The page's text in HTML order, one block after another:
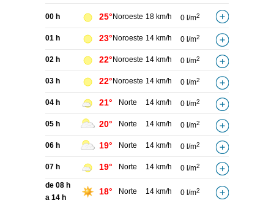
00 h 25° Noroeste 18 km/h 0 l/m2
01 h 23° Noroeste 14 km/h 0 l/m2
02 h 22° Noroeste 14 km/h 0 l/m2
03 h 22° Noroeste 14 km/h 0 l/m2
04 h 21° Norte 14 km/h 0 l/m2
05 h 20° Norte 14 km/h 0 l/m2
06 h 19° Norte 14 km/h 0 l/m2
07 h 19° Norte 14 km/h 0 l/m2
de 08 h
a 14 h
18° Norte 14 km/h 0 l/m2